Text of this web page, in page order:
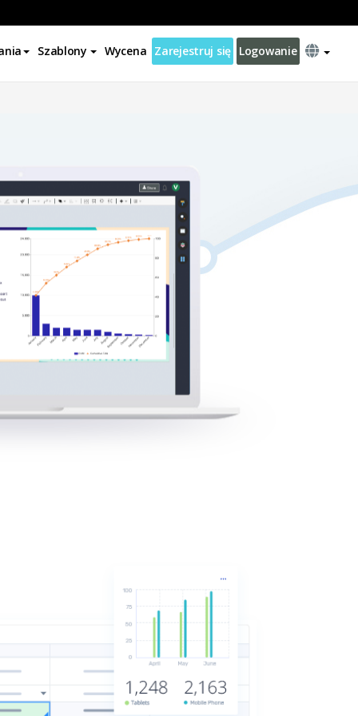
Szablony Wycena Zarejestruj się Logowanie